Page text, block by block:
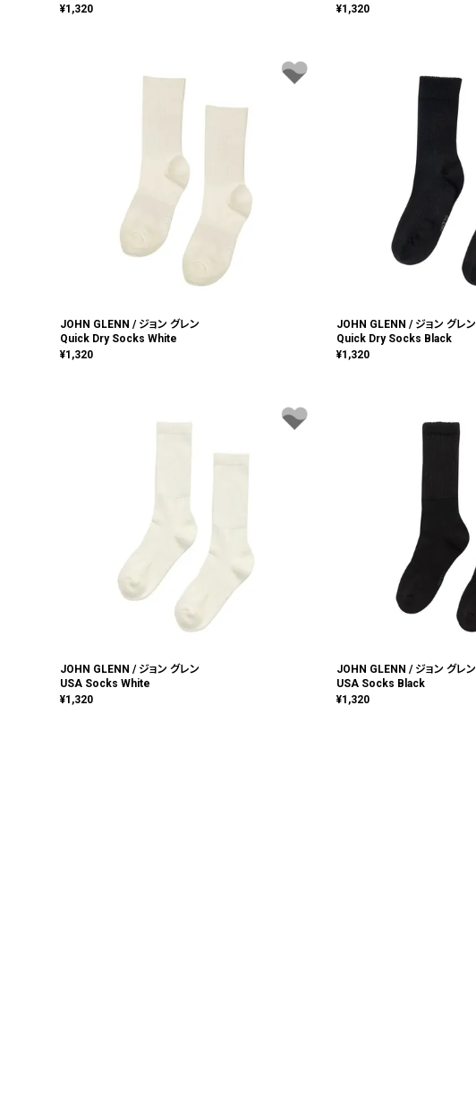
¥1,320
¥1,320
JOHN GLENN / ジョン グレン
Quick Dry Socks White
¥1,320
JOHN GLENN / ジョン グレン
Quick Dry Socks Black
¥1,320
JOHN GLENN / ジョン グレン
USA Socks White
¥1,320
JOHN GLENN / ジョン グレン
USA Socks Black
¥1,320